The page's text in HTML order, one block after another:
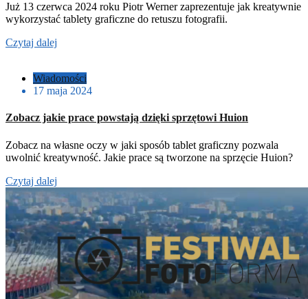
Już 13 czerwca 2024 roku Piotr Werner zaprezentuje jak kreatywnie
wykorzystać tablety graficzne do retuszu fotografii.
Czytaj dalej
Wiadomości
17 maja 2024
Zobacz jakie prace powstają dzięki sprzętowi Huion
Zobacz na własne oczy w jaki sposób tablet graficzny pozwala
uwolnić kreatywność. Jakie prace są tworzone na sprzęcie Huion?
Czytaj dalej